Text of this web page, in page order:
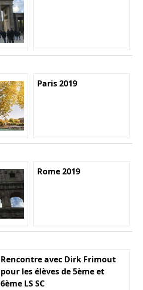
Paris 2019
Rome 2019
Rencontre avec Dirk Frimout
pour les élèves de 5ème et
6ème LS SC